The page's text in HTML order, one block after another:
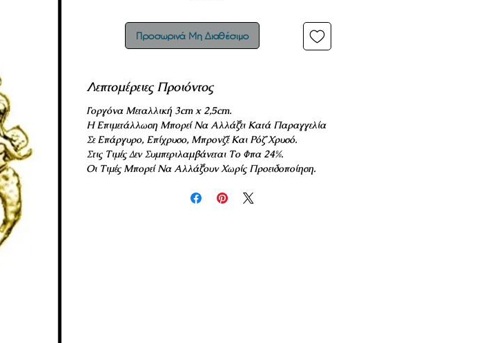
Προσωρινά Μη Διαθέσιμο
Λεπτομέρειες Προιόντος
Γοργόνα Μεταλλική 3cm x 2,5cm.
Η Επιμετάλλωση Μπορεί Να Αλλάξει Κατά Παραγγελία
Σε Επάργυρο, Επίχρυσο, Μπρονζέ Και Ρόζ Χρυσό.
Στις Τιμές Δεν Συμπεριλαμβάνεται Το Φπα 24%.
Οι Τιμές Μπορεί Να Αλλάξουν Χωρίς Προειδοποίηση.